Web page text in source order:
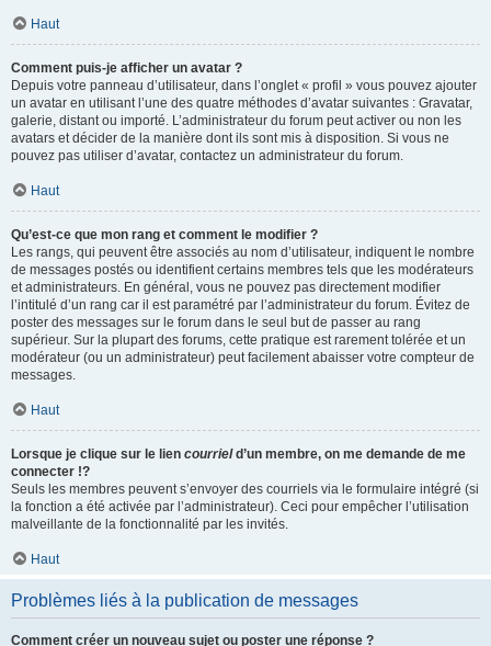
Haut
Comment puis-je afficher un avatar ?
Depuis votre panneau d’utilisateur, dans l’onglet « profil » vous pouvez ajouter
un avatar en utilisant l’une des quatre méthodes d’avatar suivantes : Gravatar,
galerie, distant ou importé. L’administrateur du forum peut activer ou non les
avatars et décider de la manière dont ils sont mis à disposition. Si vous ne
pouvez pas utiliser d’avatar, contactez un administrateur du forum.
Haut
Qu’est-ce que mon rang et comment le modifier ?
Les rangs, qui peuvent être associés au nom d’utilisateur, indiquent le nombre
de messages postés ou identifient certains membres tels que les modérateurs
et administrateurs. En général, vous ne pouvez pas directement modifier
l’intitulé d’un rang car il est paramétré par l’administrateur du forum. Évitez de
poster des messages sur le forum dans le seul but de passer au rang
supérieur. Sur la plupart des forums, cette pratique est rarement tolérée et un
modérateur (ou un administrateur) peut facilement abaisser votre compteur de
messages.
Haut
Lorsque je clique sur le lien courrield’un membre, on me demande de me
connecter !?
Seuls les membres peuvent s’envoyer des courriels via le formulaire intégré (si
la fonction a été activée par l’administrateur). Ceci pour empêcher l’utilisation
malveillante de la fonctionnalité par les invités.
Haut
Problèmes liés à la publication de messages
Comment créer un nouveau sujet ou poster une réponse ?